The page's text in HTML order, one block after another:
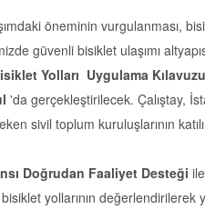
öneminin vurgulanması,
güvenli bisiklet ulaşımı
Yolları Uygulama
'da gerçekleştirilecek. Çalıştay,
sivil toplum kuruluşlarının
Doğrudan Faaliyet Desteği
yollarının